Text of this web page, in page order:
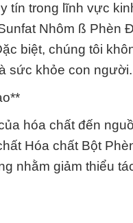
tín trong lĩnh vực
Nhôm ß Phèn
biệt, chúng tôi
sức khỏe con người.
hóa chất đến
Hóa chất Bột
nhằm giảm thiểu